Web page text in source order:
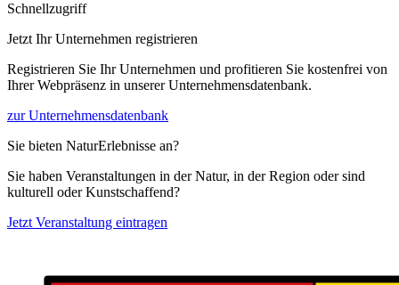
Schnellzugriff
Jetzt Ihr Unternehmen registrieren
Registrieren Sie Ihr Unternehmen und profitieren Sie kostenfrei von
Ihrer Webpräsenz in unserer Unternehmensdatenbank.
zur Unternehmensdatenbank
Sie bieten NaturErlebnisse an?
Sie haben Veranstaltungen in der Natur, in der Region oder sind
kulturell oder Kunstschaffend?
Jetzt Veranstaltung eintragen